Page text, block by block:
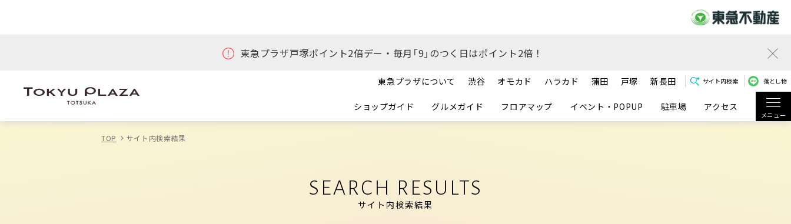
東急プラザ戸塚ポイント2倍デー・毎月「9」のつく日はポイント2倍！
東急プラザについて 渋谷 オモカド ハラカド 蒲田 戸塚 新長田 サイト内検索 落とし物
ショップガイド グルメガイド フロアマップ イベント・POPUP 駐車場 アクセス
メニュー
TOP サイト内検索結果
SEARCH RESULTS
サイト内検索結果